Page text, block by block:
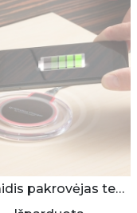
Belaidis pakrovėjas telefonui